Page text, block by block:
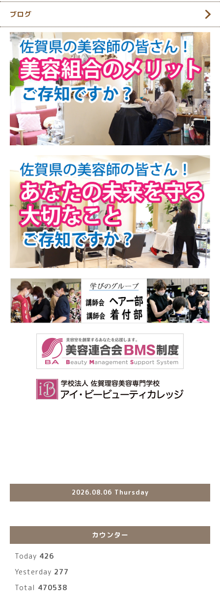
ブログ
2026.08.06 Thursday
カウンター
Today 426
Yesterday 277
Total 470538